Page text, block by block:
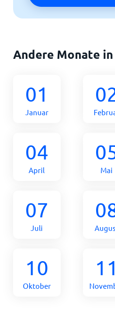
Andere Monate
01
Januar
04
April Mai
07
Juli
10
Oktober
11